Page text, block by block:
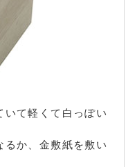
いて軽くて白っぽい
るか、金敷紙を敷い